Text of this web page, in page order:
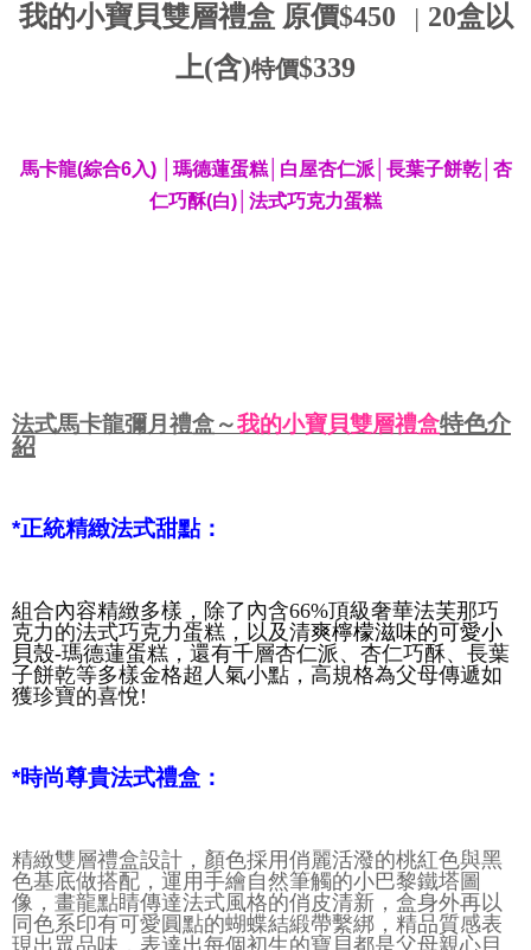
我的小寶貝雙層禮盒 原價$450
20盒以
上(含)特價$339
馬卡龍(綜合6入) │瑪德蓮蛋糕│白屋杏仁派│長葉子餅乾│杏
仁巧酥(白)│法式巧克力蛋糕
法式馬卡龍彌月禮盒～我的小寶貝雙層禮盒特色介
紹
*正統精緻法式甜點：
組合內容精緻多樣，除了內含66%頂級奢華法芙那巧
克力的法式巧克力蛋糕，以及清爽檸檬滋味的可愛小
貝殼-瑪德蓮蛋糕，還有千層杏仁派、杏仁巧酥、長葉
子餅乾等多樣金格超人氣小點，高規格為父母傳遞如
獲珍寶的喜悅!
*時尚尊貴法式禮盒：
精緻雙層禮盒設計，顏色採用俏麗活潑的桃紅色與黑
色基底做搭配，運用手繪自然筆觸的小巴黎鐵塔圖
像，畫龍點睛傳達法式風格的俏皮清新，盒身外再以
同色系印有可愛圓點的蝴蝶結緞帶繫綁，精品質感表
現出眾品味，表達出每個初生的寶貝都是父母親心目